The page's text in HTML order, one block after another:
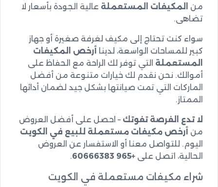
المكيفات المستعملةعالية الجودة بأسعار لا
تضاهى.
سواء كنت تحتاج إلى مكيف لغرفة صغيرة أو جهاز
كبير للمساحات الواسعة، لديناأرخص المكيفات
المستعملةالتي توفر لك الراحة مع الحفاظ على
أموالك. نحن نقدم لك خيارات متنوعة من أفضل
الماركات التي تمت صيانتها بشكل جيد لضمان أدائها
الممتاز.
لا تدع الفرصة تفوتك– احصل على أفضل العروض
أرخص مكيفات مستعملة للبيع في الكويت
اليوم. للتواصل معنا أو الاستفسار عن العروض
الحالية، اتصل على+965 60666383
.
شراء مكيفات مستعملة في الكويت